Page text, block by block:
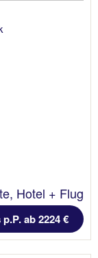
Hotel + Flug
ab 2224 €